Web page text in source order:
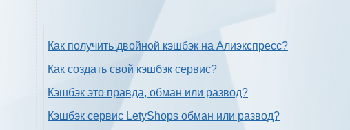
Как получить двойной кэшбэк на Алиэкспресс?
Как создать свой кэшбэк сервис?
Кэшбэк это правда, обман или развод?
Кэшбэк сервис LetyShops обман или развод?